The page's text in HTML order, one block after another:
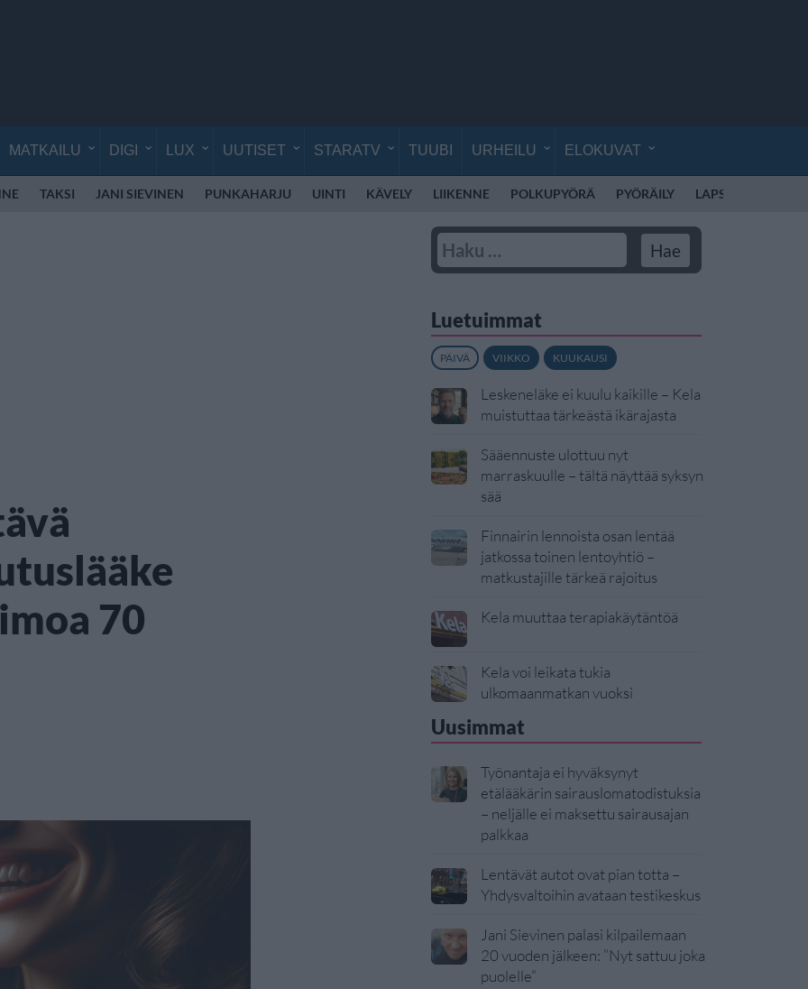
MATKAILU DIGI LUX UUTISET STARATV TUUBI URHEILU ELOKUVAT
TAKSI JANI SIEVINEN PUNKAHARJU UINTI KÄVELY LIIKENNE POLKUPYÖRÄ PYÖRÄILY LAPSET
70
Luetuimmat
PÄIVÄ VIIKKO KUUKAUSI
Leskeneläke ei kuulu kaikille – Kela
muistuttaa tärkeästä ikärajasta
Sääennuste ulottuu nyt
marraskuulle – tältä näyttää syksyn
sää
Finnairin lennoista osan lentää
jatkossa toinen lentoyhtiö –
matkustajille tärkeä rajoitus
Kela muuttaa terapiakäytäntöä
Kela voi leikata tukia
ulkomaanmatkan vuoksi
Uusimmat
Työnantaja ei hyväksynyt
etälääkärin sairauslomatodistuksia
– neljälle ei maksettu sairausajan
palkkaa
Lentävät autot ovat pian totta –
Yhdysvaltoihin avataan testikeskus
Jani Sievinen palasi kilpailemaan
20 vuoden jälkeen: ”Nyt sattuu joka
puolelle”